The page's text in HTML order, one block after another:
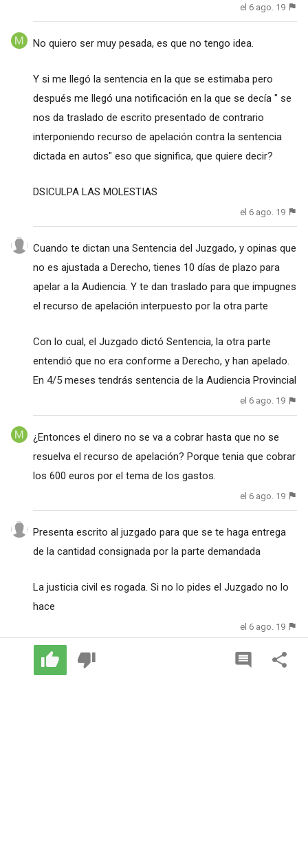
el 6 ago. 19
No quiero ser muy pesada, es que no tengo idea.
Y si me llegó la sentencia en la que se estimaba pero
después me llegó una notificación en la que se decía " se
nos da traslado de escrito presentado de contrario
interponiendo recurso de apelación contra la sentencia
dictada en autos" eso que significa, que quiere decir?
DSICULPA LAS MOLESTIAS
el 6 ago. 19
Cuando te dictan una Sentencia del Juzgado, y opinas que
no es ajustada a Derecho, tienes 10 días de plazo para
apelar a la Audiencia. Y te dan traslado para que impugnes
el recurso de apelación interpuesto por la otra parte
Con lo cual, el Juzgado dictó Sentencia, la otra parte
entendió que no era conforme a Derecho, y han apelado.
En 4/5 meses tendrás sentencia de la Audiencia Provincial
el 6 ago. 19
¿Entonces el dinero no se va a cobrar hasta que no se
resuelva el recurso de apelación? Porque tenia que cobrar
los 600 euros por el tema de los gastos.
el 6 ago. 19
Presenta escrito al juzgado para que se te haga entrega
de la cantidad consignada por la parte demandada
La justicia civil es rogada. Si no lo pides el Juzgado no lo
hace
el 6 ago. 19